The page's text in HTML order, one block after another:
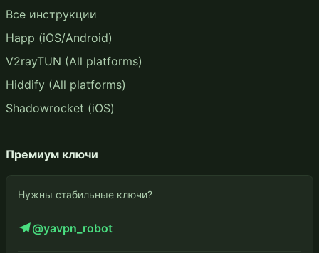
Все инструкции
Happ (iOS/Android)
V2rayTUN (All platforms)
Hiddify (All platforms)
Shadowrocket (iOS)
Премиум ключи
Нужны стабильные ключи?
@yavpn_robot